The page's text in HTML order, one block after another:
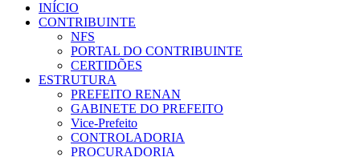
INÍCIO
CONTRIBUINTE
NFS
PORTAL DO CONTRIBUINTE
CERTIDÕES
ESTRUTURA
PREFEITO RENAN
GABINETE DO PREFEITO
Vice-Prefeito
CONTROLADORIA
PROCURADORIA